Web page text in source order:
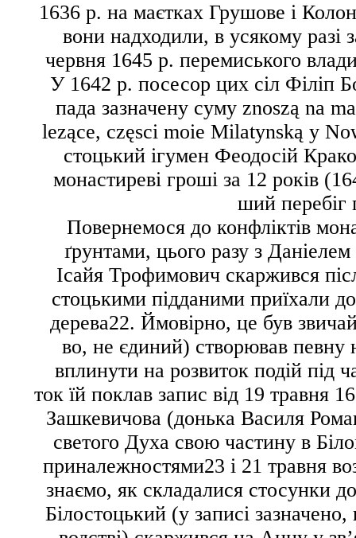
1636 р. на маєтках Грушове і
вони надходили, в усякому разі
червня 1645 р. перемиського
У 1642 р. посесор цих сіл Філіп
пада зазначену суму znoszą na
lezące, częsci moie Milatynską y
стоцький ігумен Феодосій
монастиреві гроші за 12 років
ший перебіг
Повернемося до конфліктів
ґрунтами, цього разу з
Ісайя Трофимович скаржився
стоцькими підданими приїхали
дерева22. Ймовірно, це був
во, не єдиний) створював певну
вплинути на розвиток подій під
ток їй поклав запис від 19 травня
Зашкевичова (донька Василя
светого Духа свою частину в
приналежностями23 і 21 травня
знаємо, як складалися стосунки
Білостоцький (у записі